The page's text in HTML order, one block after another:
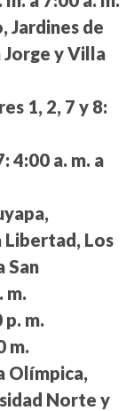
Jardines de
y Villa
1, 2, 7 y 8:
4:00 a. m. a
Libertad, Los
San
m.
p. m.
m.
Olímpica,
Norte y